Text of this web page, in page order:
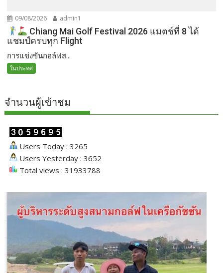
09/08/2026 admin1
Chiang Mai Golf Festival 2026 แมตช์ที่ 8 ได้
แชมป์ครบทุก Flight
การแข่งขันกอล์ฟส...
ในประทศ
จำนวนผู้เข้าชม
Users Today : 3265
Users Yesterday : 3652
Total views : 31933788